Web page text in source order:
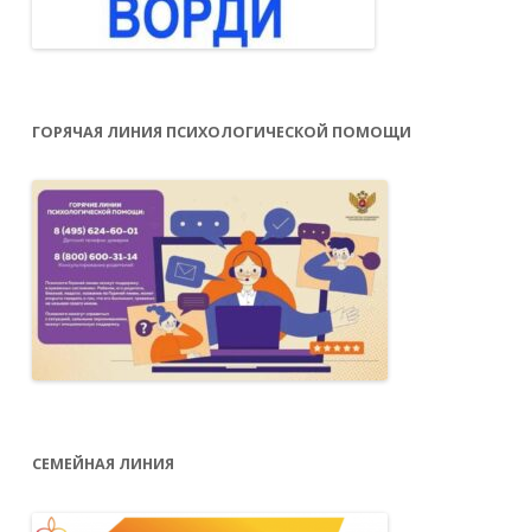
ГОРЯЧАЯ ЛИНИЯ ПСИХОЛОГИЧЕСКОЙ ПОМОЩИ
СЕМЕЙНАЯ ЛИНИЯ